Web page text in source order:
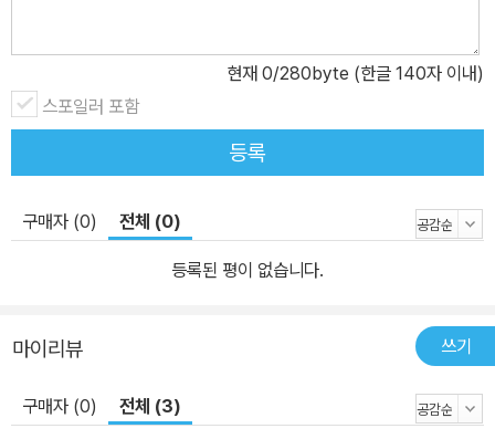
현재 0/280byte (한글 140자 이내)
스포일러 포함
등록
구매자 (0) 전체 (0)
등록된 평이 없습니다.
마이리뷰 쓰기
구매자 (0) 전체 (3)